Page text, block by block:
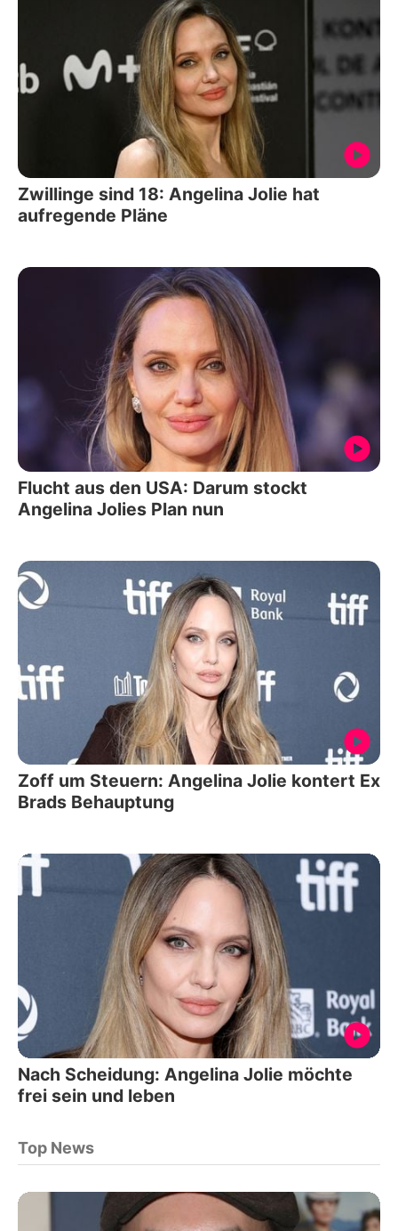
Zwillinge sind 18: Angelina Jolie hat
aufregende Pläne
Flucht aus den USA: Darum stockt
Angelina Jolies Plan nun
Zoff um Steuern: Angelina Jolie kontert Ex
Brads Behauptung
Nach Scheidung: Angelina Jolie möchte
frei sein und leben
Top News